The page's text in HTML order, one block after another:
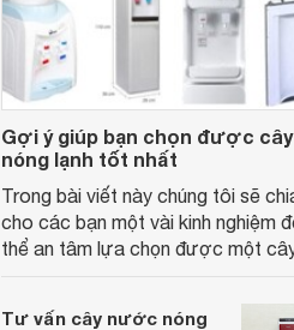
Gợi ý giúp bạn chọn được
nóng lạnh tốt nhất
Trong bài viết này chúng tôi sẽ
cho các bạn một vài kinh nghiệm
thể an tâm lựa chọn được một
phòng công ty mình sử dụng.
Tư vấn cây nước nóng